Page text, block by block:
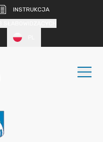
INSTRUKCJA